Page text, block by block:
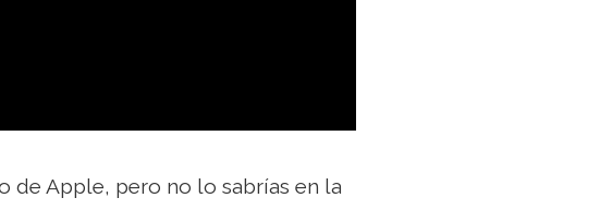
de Apple, pero no lo sabrías en la